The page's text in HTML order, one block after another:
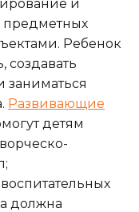
и
предметных
Ребенок
создавать
заниматься
Развивающие
детям
должна